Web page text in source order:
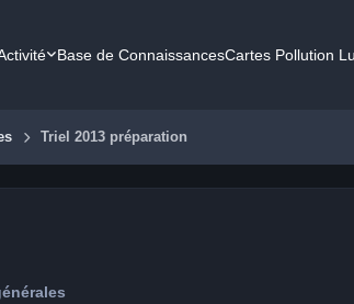
Base de ConnaissancesCartes Pollution
Triel 2013 préparation